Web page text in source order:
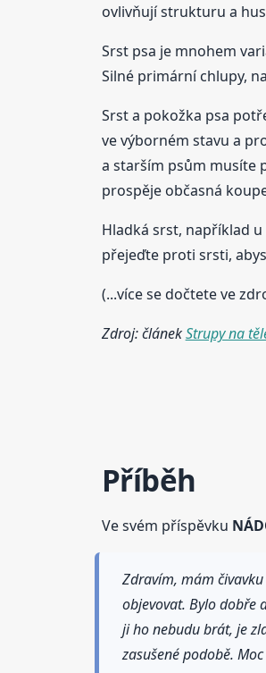
ovlivňují strukturu a
Srst psa je mnohem
Silné primární chlupy,
Srst a pokožka psa
ve výborném stavu a
a starším psům musíte
prospěje občasná
Hladká srst, například
přejeďte proti srsti,
(...více se dočtete ve
Zdroj: článekStrupy na
Příběh
Ve svém příspěvku
Zdravím, mám
objevovat. Bylo dobře
ji ho nebudu brát, je
zasušené podobě.